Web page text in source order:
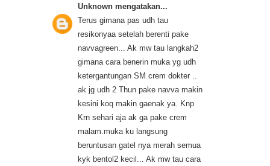
Unknown mengatakan...
Terus gimana pas udh tau
resikonyaa setelah berenti pake
navvagreen... Ak mw tau langkah2
gimana cara benerin muka yg udh
ketergantungan SM crem dokter ..
ak jg udh 2 Thun pake navva makin
kesini koq makin gaenak ya. Knp
Krn sehari aja ak ga pake crem
malam.muka ku langsung
beruntusan gatel nya merah semua
kyk bentol2 kecil... Ak mw tau cara